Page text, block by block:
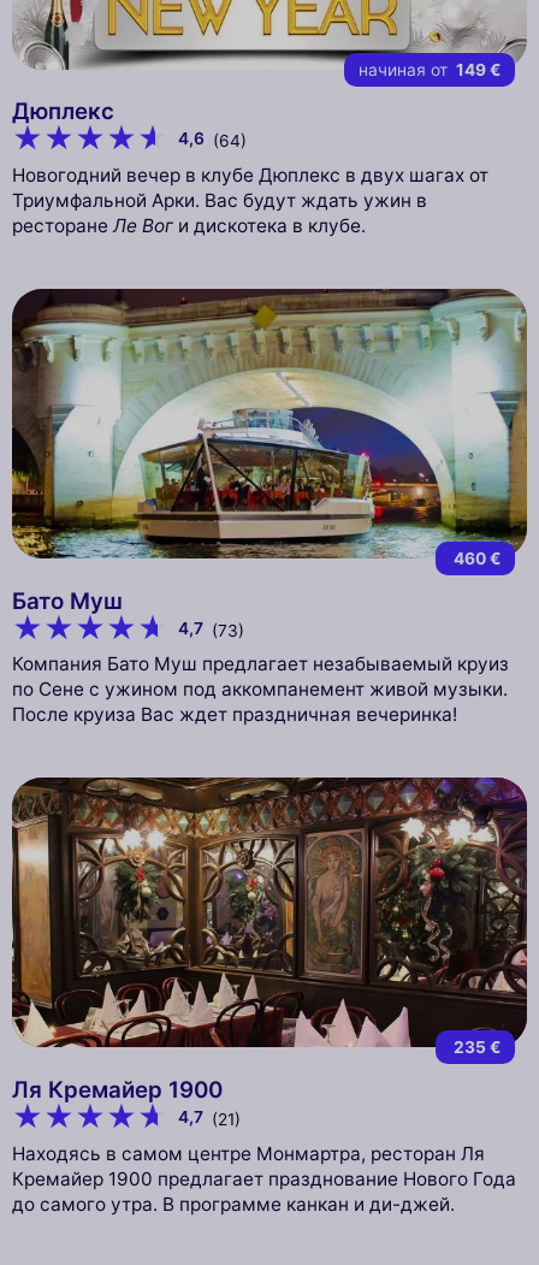
начиная от 149 €
Дюплекс
4,6 (64)
Новогодний вечер в клубе Дюплекс в двух шагах от
Триумфальной Арки. Вас будут ждать ужин в
ресторанеЛе Вог и дискотека в клубе.
460 €
Бато Муш
4,7 (73)
Компания Бато Муш предлагает незабываемый круиз
по Сене с ужином под аккомпанемент живой музыки.
После круиза Вас ждет праздничная вечеринка!
235 €
Ля Кремайер 1900
4,7 (21)
Находясь в самом центре Монмартра, ресторан Ля
Кремайер 1900 предлагает празднование Нового Года
до самого утра. В программе канкан и ди-джей.